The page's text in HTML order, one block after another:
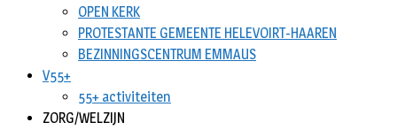
OPEN KERK
PROTESTANTE GEMEENTE HELEVOIRT-HAAREN
BEZINNINGSCENTRUM EMMAUS
V55+
55+ activiteiten
ZORG/WELZIJN